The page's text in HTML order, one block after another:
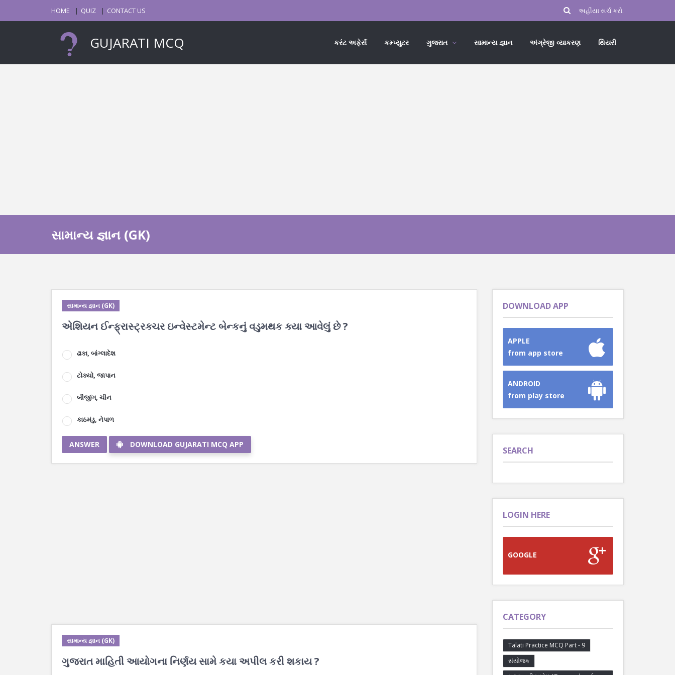
HOME QUIZ CONTACT US
GUJARATI MCQ કરંટ અફેર્સ કમ્પ્યુટર ગુજરાત સામાન્ય જ્ઞાન અંગ્રેજી વ્યાકરણ થિયરી
સામાન્ય જ્ઞાન (GK)
સામાન્ય જ્ઞાન (GK)
એશિયન ઈન્ફ્રાસ્ટ્રક્ચર ઇન્વેસ્ટમેન્ટ બેન્કનું વડુમથક ક્યા આવેલું છે ?
ઢાકા, બાંગ્લાદેશ
ટોક્યો, જાપાન
બીજીંગ, ચીન
કાઠમંડુ, નેપાળ
ANSWER DOWNLOAD GUJARATI MCQ APP
સામાન્ય જ્ઞાન (GK)
ગુજરાત માહિતી આયોગના નિર્ણય સામે કયા અપીલ કરી શકાય ?
DOWNLOAD APP
APPLE
from app store
ANDROID
from play store
SEARCH
LOGIN HERE
GOOGLE
CATEGORY
Talati Practice MCQ Part - 9
સંયોજક